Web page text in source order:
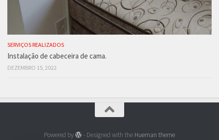
SERVIÇOS REALIZADOS
Instalação de cabeceira de cama.
DEZEMBRO 15, 2022
Powered by - Designed with the Hueman theme